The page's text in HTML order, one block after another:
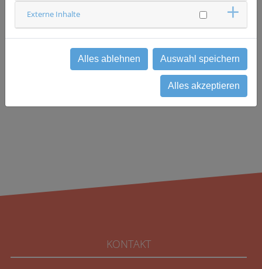
Frauenheilkunde und Geburtshilfe Krankenhaus St Josef
Studienzentrale
KONTAKT
Externe Inhalte
Alles ablehnen Auswahl speichern
Alles akzeptieren